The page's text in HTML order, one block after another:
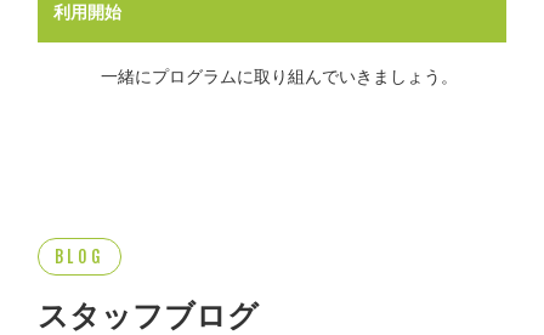
利用開始
一緒にプログラムに取り組んでいきましょう。
BLOG
スタッフブログ